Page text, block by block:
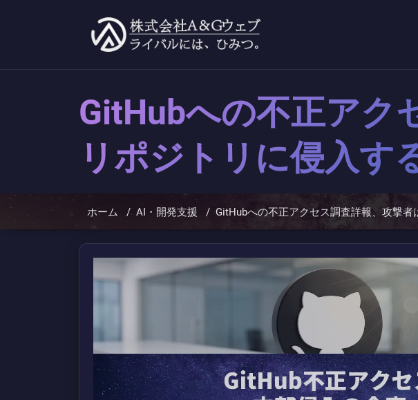
へ
GitHubへの不正アク
リポジトリに侵入す
ホーム / AI・開発支援 / GitHubへの不正アクセス調査詳報、攻撃